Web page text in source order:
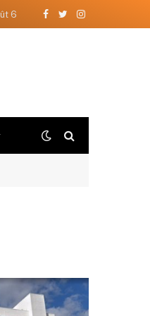
6
Facebook
TwitterInstagram